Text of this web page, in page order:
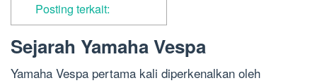
Posting terkait:
Sejarah Yamaha Vespa
Yamaha Vespa pertama kali diperkenalkan oleh